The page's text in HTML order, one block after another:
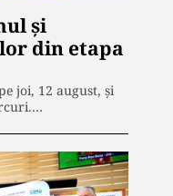
și
din etapa
joi, 12 august, și